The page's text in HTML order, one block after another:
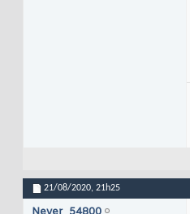
21/08/2020, 21h25